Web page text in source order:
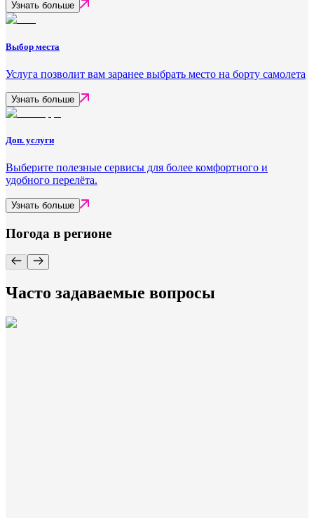
Узнать больше
Выбор места
Услуга позволит вам заранее выбрать место на борту самолета
Узнать больше
Доп. услуги
Выберите полезные сервисы для более комфортного и
удобного перелёта.
Узнать больше
Погода в регионе
Часто задаваемые вопросы